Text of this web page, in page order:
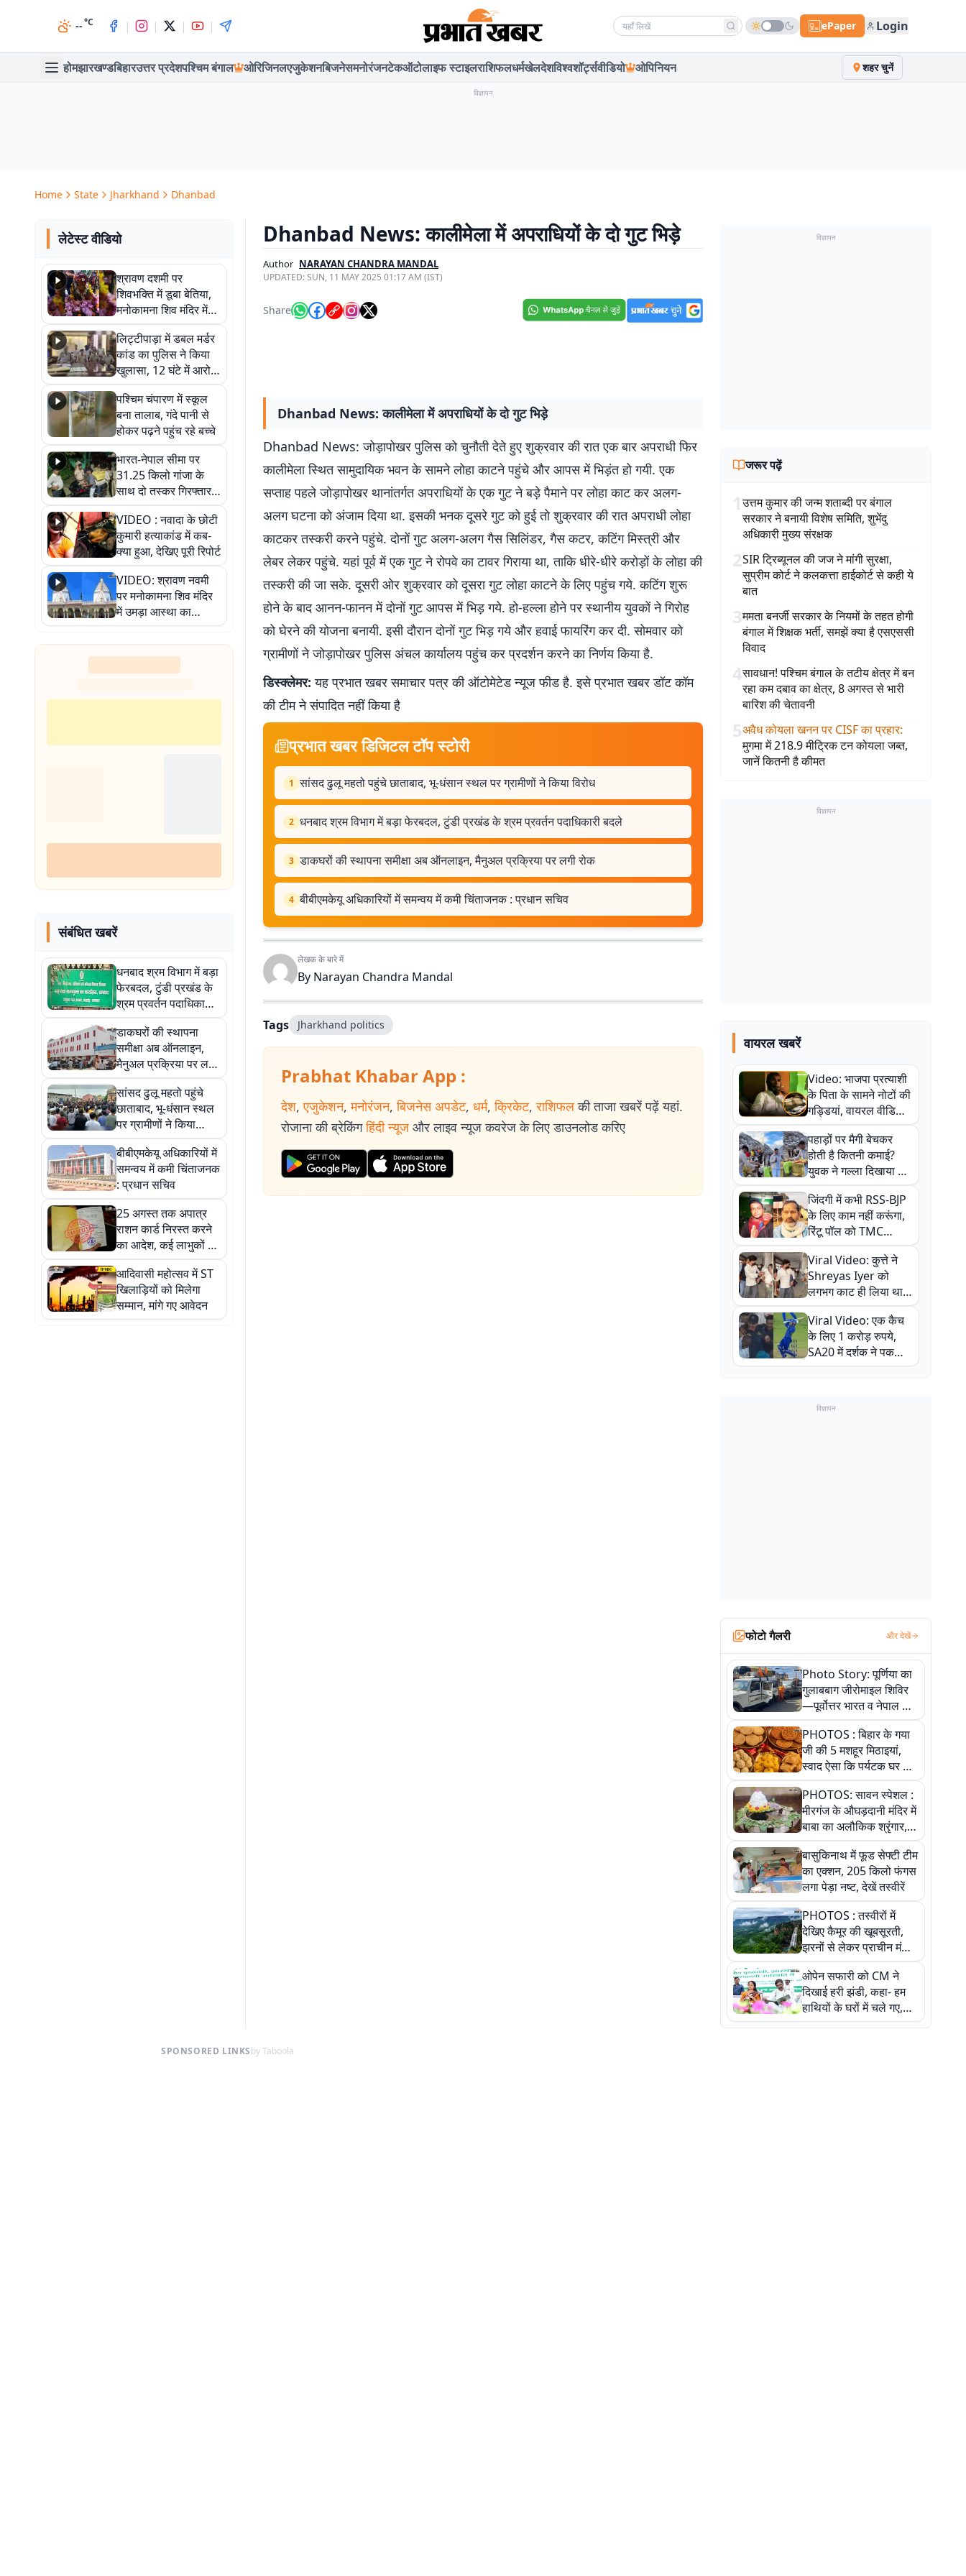
--°C | | | | Search news ePaper Login
होमझारखण्डबिहारउत्तर प्रदेशपश्चिम बंगाल ओरिजिनलएजुकेशनबिजनेसमनोरंजनटेकऑटोलाइफ स्टाइलराशिफलधर्मखेलदेशविश्वशॉर्ट्सवीडियो ओपिनियन शहर चुनें
विज्ञापन
Home State Jharkhand Dhanbad
लेटेस्ट वीडियो
श्रावण दशमी पर
शिवभक्ति में डूबा बेतिया,
मनोकामना शिव मंदिर में
हुआ भव्य श्रृंगार
लिट्टीपाड़ा में डबल मर्डर
कांड का पुलिस ने किया
खुलासा, 12 घंटे में आरोपी
गिरफ्तार
पश्चिम चंपारण में स्कूल
बना तालाब, गंदे पानी से
होकर पढ़ने पहुंच रहे बच्चे
भारत-नेपाल सीमा पर
31.25 किलो गांजा के
साथ दो तस्कर गिरफ्तार,
नेपाली नंबर की बाइक
जब्त
VIDEO : नवादा के छोटी
कुमारी हत्याकांड में कब-
क्या हुआ, देखिए पूरी रिपोर्ट
VIDEO: श्रावण नवमी
पर मनोकामना शिव मंदिर
में उमड़ा आस्था का
सैलाब, हर-हर महादेव के
जयघोष से गूंजा परिसर
संबंधित खबरें
धनबाद श्रम विभाग में बड़ा
फेरबदल, टुंडी प्रखंड के
श्रम प्रवर्तन पदाधिकारी
बदले
डाकघरों की स्थापना
समीक्षा अब ऑनलाइन,
मैनुअल प्रक्रिया पर लगी
रोक
सांसद ढुलू महतो पहुंचे
छाताबाद, भू-धंसान स्थल
पर ग्रामीणों ने किया
विरोध
बीबीएमकेयू अधिकारियों में
समन्वय में कमी चिंताजनक
: प्रधान सचिव
25 अगस्त तक अपात्र
राशन कार्ड निरस्त करने
का आदेश, कई लाभुकों पर
होगी कार्रवाई
आदिवासी महोत्सव में ST
खिलाड़ियों को मिलेगा
सम्मान, मांगे गए आवेदन
Dhanbad News: कालीमेला में अपराधियों के दो गुट भिड़े
Author NARAYAN CHANDRA MANDAL
UPDATED:SUN, 11 MAY 2025 01:17 AM (IST)
Share
Dhanbad News: कालीमेला में अपराधियों के दो गुट भिड़े
Dhanbad News: जोड़ापोखर पुलिस को चुनौती देते हुए शुक्रवार की रात एक बार अपराधी फिर
कालीमेला स्थित सामुदायिक भवन के सामने लोहा काटने पहुंचे और आपस में भिड़ंत हो गयी. एक
सप्ताह पहले जोड़ापोखर थानांतर्गत अपराधियों के एक गुट ने बड़े पैमाने पर लोहा काट कर अलग-
अलग घटना को अंजाम दिया था. इसकी भनक दूसरे गुट को हुई तो शुक्रवार की रात अपराधी लोहा
काटकर तस्करी करने पहुंचे. दोनों गुट अलग-अलग गैस सिलिंडर, गैस कटर, कटिंग मिस्त्री और
लेबर लेकर पहुंचे. यहां पूर्व में एक गुट ने रोपवे का टावर गिराया था, ताकि धीरे-धीरे करोड़ों के लोहा की
तस्करी की जा सके. दूसरी ओर शुक्रवार को दूसरा गुट लोहा काटने के लिए पहुंच गये. कटिंग शुरू
होने के बाद आनन-फानन में दोनों गुट आपस में भिड़ गये. हो-हल्ला होने पर स्थानीय युवकों ने गिरोह
को घेरने की योजना बनायी. इसी दौरान दोनों गुट भिड़ गये और हवाई फायरिंग कर दी. सोमवार को
ग्रामीणों ने जोड़ापोखर पुलिस अंचल कार्यालय पहुंच कर प्रदर्शन करने का निर्णय किया है.
डिस्क्लेमर: यह प्रभात खबर समाचार पत्र की ऑटोमेटेड न्यूज फीड है. इसे प्रभात खबर डॉट कॉम
की टीम ने संपादित नहीं किया है
प्रभात खबर डिजिटल टॉप स्टोरी
1 सांसद ढुलू महतो पहुंचे छाताबाद, भू-धंसान स्थल पर ग्रामीणों ने किया विरोध
2 धनबाद श्रम विभाग में बड़ा फेरबदल, टुंडी प्रखंड के श्रम प्रवर्तन पदाधिकारी बदले
3 डाकघरों की स्थापना समीक्षा अब ऑनलाइन, मैनुअल प्रक्रिया पर लगी रोक
4 बीबीएमकेयू अधिकारियों में समन्वय में कमी चिंताजनक : प्रधान सचिव
लेखक के बारे में
By Narayan Chandra Mandal
Tags Jharkhand politics
Prabhat Khabar App :
देश, एजुकेशन, मनोरंजन, बिजनेस अपडेट, धर्म, क्रिकेट, राशिफल की ताजा खबरें पढ़ें यहां.
रोजाना की ब्रेकिंग हिंदी न्यूज और लाइव न्यूज कवरेज के लिए डाउनलोड करिए
विज्ञापन
जरूर पढ़ें
1उत्तम कुमार की जन्म शताब्दी पर बंगाल
सरकार ने बनायी विशेष समिति, शुभेंदु
अधिकारी मुख्य संरक्षक
2SIR ट्रिब्यूनल की जज ने मांगी सुरक्षा,
सुप्रीम कोर्ट ने कलकत्ता हाईकोर्ट से कही ये
बात
3ममता बनर्जी सरकार के नियमों के तहत होगी
बंगाल में शिक्षक भर्ती, समझें क्या है एसएससी
विवाद
4सावधान! पश्चिम बंगाल के तटीय क्षेत्र में बन
रहा कम दबाव का क्षेत्र, 8 अगस्त से भारी
बारिश की चेतावनी
5अवैध कोयला खनन पर CISF का प्रहार:
मुगमा में 218.9 मीट्रिक टन कोयला जब्त,
जानें कितनी है कीमत
विज्ञापन
वायरल खबरें
Video: भाजपा प्रत्याशी
के पिता के सामने नोटों की
गड्डियां, वायरल वीडियो
से राजनीति में उबाल,
अजित महतो बोले- TMC
की गंदी चाल
पहाड़ों पर मैगी बेचकर
होती है कितनी कमाई?
युवक ने गल्ला दिखाया तो
नौकरी वालों के खड़े हो गए
कान
जिंदगी में कभी RSS-BJP
के लिए काम नहीं करूंगा,
रिंटू पॉल को TMC
ऑफिस में ले जाकर पीटा,
Video वायरल
Viral Video: कुत्ते ने
Shreyas Iyer को
लगभग काट ही लिया था,
न्यूजीलैंड सीरीज से पहले
बाल-बाल बचे
Viral Video: एक कैच
के लिए 1 करोड़ रुपये,
SA20 में दर्शक ने पकड़ा
एक हाथ से गजब का कैच
विज्ञापन
फोटो गैलरी और देखें
Photo Story: पूर्णिया का
गुलाबबाग जीरोमाइल शिविर
—पूर्वोत्तर भारत व नेपाल के
कांवरियों का प्रमुख सेवा धाम
PHOTOS : बिहार के गया
जी की 5 मशहूर मिठाइयां,
स्वाद ऐसा कि पर्यटक घर ले
जाना नहीं भूलते, तस्वीरों में
देखें
PHOTOS: सावन स्पेशल :
मीरगंज के औघड़दानी मंदिर में
बाबा का अलौकिक श्रृंगार,
तस्वीरों में देखें महादेव के कई
मनमोहक स्वरूप
बासुकिनाथ में फूड सेफ्टी टीम
का एक्शन, 205 किलो फंगस
लगा पेड़ा नष्ट, देखें तस्वीरें
PHOTOS : तस्वीरों में
देखिए कैमूर की खूबसूरती,
झरनों से लेकर प्राचीन मंदिरों
तक प्रकृति और आस्था का
अद्भुत संगम
ओपेन सफारी को CM ने
दिखाई हरी झंडी, कहा- हम
हाथियों के घरों में चले गए,
देखें तस्वीरें
SPONSORED LINKSby Taboola